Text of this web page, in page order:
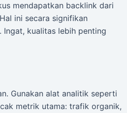
mendapatkan backlink dari
ini secara signifikan
kualitas lebih penting
Gunakan alat analitik seperti
metrik utama: trafik organik,